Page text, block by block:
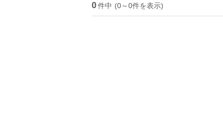
0件中 (0～0件を表示)